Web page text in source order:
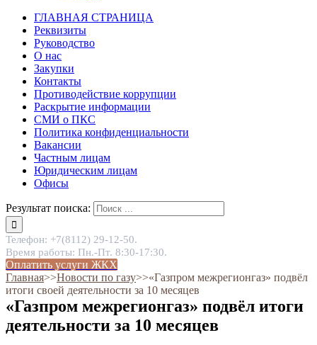
ГЛАВНАЯ СТРАНИЦА
Реквизиты
Руководство
О нас
Закупки
Контакты
Противодействие коррупции
Раскрытие информации
СМИ о ПКС
Политика конфиденциальности
Вакансии
Частным лицам
Юридическим лицам
Офисы
Результат поиска:
Телефон: +7(8112) 29-12-50.
Время работы: Пн.-Пт. 8:30-17:30.
Оплатить услуги ЖКХ
Главная˃˃Новости по газу˃˃«Газпром межрегионгаз» подвёл
итоги своей деятельности за 10 месяцев
«Газпром межрегионгаз» подвёл итоги
деятельности за 10 месяцев